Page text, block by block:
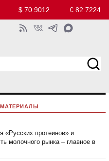
$ 70.9012 € 82.7224
«Русских протеинов» и
молочного рынка – главное в